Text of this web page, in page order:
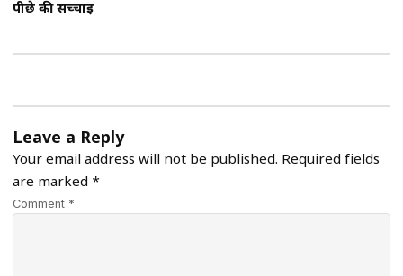
पीछे की सच्चाई
Leave a Reply
Your email address will not be published. Required fields
are marked *
Comment *